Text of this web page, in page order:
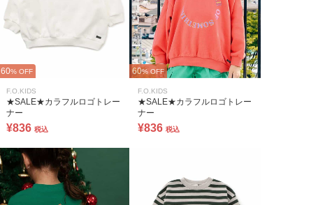
60% OFF
F.O.KIDS
★SALE★カラフルロゴトレー
ナー
¥836 税込
60% OFF
F.O.KIDS
★SALE★カラフルロゴトレー
ナー
¥836 税込